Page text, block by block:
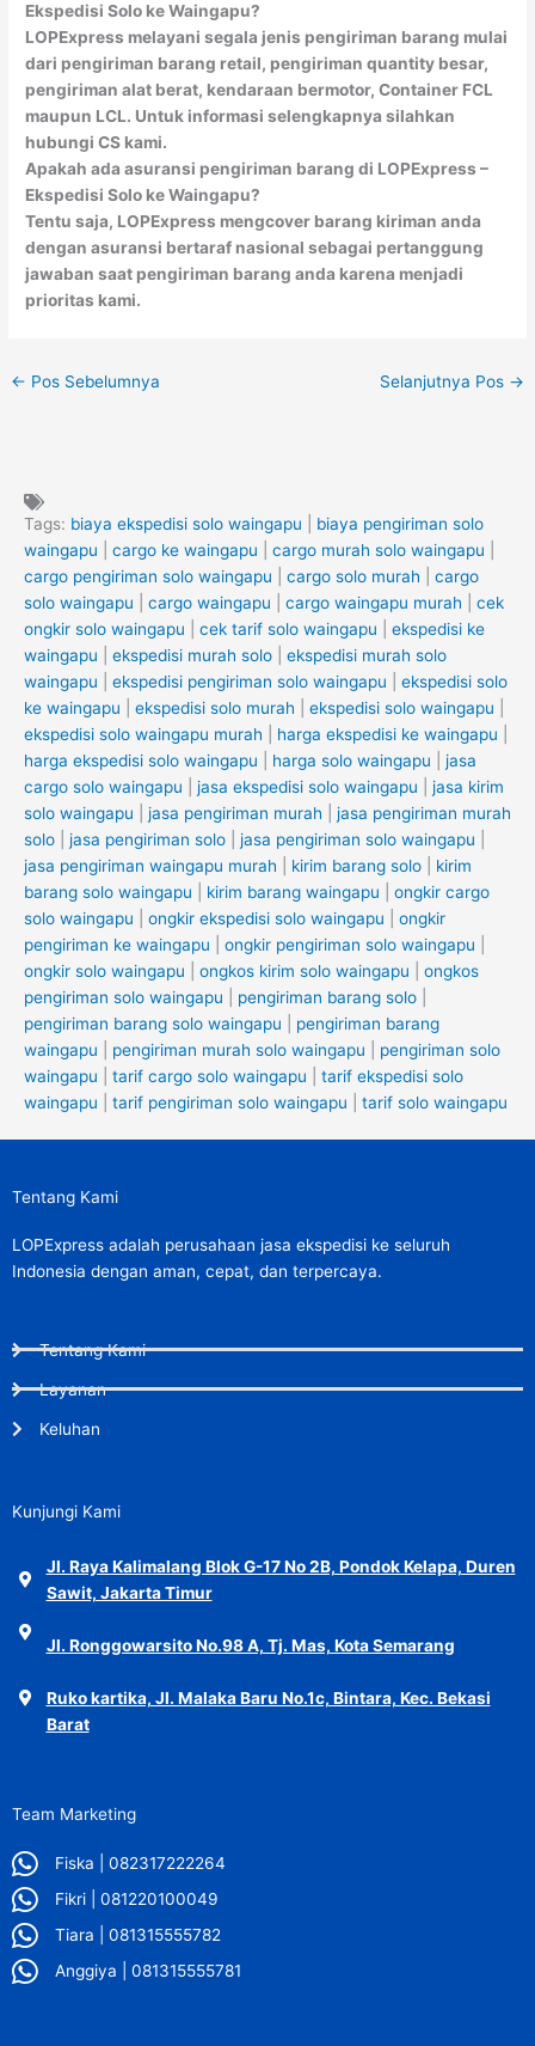
Ekspedisi Solo ke Waingapu?
LOPExpress melayani segala jenis pengiriman barang mulai
dari pengiriman barang retail, pengiriman quantity besar,
pengiriman alat berat, kendaraan bermotor, Container FCL
maupun LCL. Untuk informasi selengkapnya silahkan
hubungi CS kami.
Apakah ada asuransi pengiriman barang di LOPExpress –
Ekspedisi Solo ke Waingapu?
Tentu saja, LOPExpress mengcover barang kiriman anda
dengan asuransi bertaraf nasional sebagai pertanggung
jawaban saat pengiriman barang anda karena menjadi
prioritas kami.
← Pos Sebelumnya Selanjutnya Pos →
Tags: biaya ekspedisi solo waingapu
biaya pengiriman solo
waingapu
cargo ke waingapu cargo murah solo waingapu
cargo pengiriman solo waingapu
cargo solo murah
cargo
solo waingapu
cargo waingapu cargo waingapu murah
cek
ongkir solo waingapu
cek tarif solo waingapu
ekspedisi ke
waingapu
ekspedisi murah solo
ekspedisi murah solo
waingapu
ekspedisi pengiriman solo waingapu
ekspedisi solo
ke waingapu
ekspedisi solo murah ekspedisi solo waingapu
ekspedisi solo waingapu murah
harga ekspedisi ke waingapu
harga ekspedisi solo waingapu
harga solo waingapu
jasa
cargo solo waingapu
jasa ekspedisi solo waingapu
jasa kirim
solo waingapu
jasa pengiriman murah
jasa pengiriman murah
solo
jasa pengiriman solo jasa pengiriman solo waingapu
jasa pengiriman waingapu murah
kirim barang solo
kirim
barang solo waingapu
kirim barang waingapu
ongkir cargo
solo waingapu
ongkir ekspedisi solo waingapu
ongkir
pengiriman ke waingapu
ongkir pengiriman solo waingapu
ongkir solo waingapu
ongkos kirim solo waingapu
ongkos
pengiriman solo waingapu
pengiriman barang solo
pengiriman barang solo waingapu
pengiriman barang
waingapu
pengiriman murah solo waingapu
pengiriman solo
waingapu
tarif cargo solo waingapu
tarif ekspedisi solo
waingapu
tarif pengiriman solo waingapu tarif solo waingapu
Tentang Kami
LOPExpress adalah perusahaan jasa ekspedisi ke seluruh
Indonesia dengan aman, cepat, dan terpercaya.
Tentang Kami
Layanan
Keluhan
Kunjungi Kami
Jl. Raya Kalimalang Blok G-17 No 2B, Pondok Kelapa, Duren
Sawit, Jakarta Timur
Jl. Ronggowarsito No.98 A, Tj. Mas, Kota Semarang
Ruko kartika, Jl. Malaka Baru No.1c, Bintara, Kec. Bekasi
Barat
Team Marketing
Fiska | 082317222264
Fikri | 081220100049
Tiara | 081315555782
Anggiya | 081315555781